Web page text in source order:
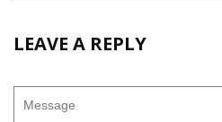
LEAVE A REPLY